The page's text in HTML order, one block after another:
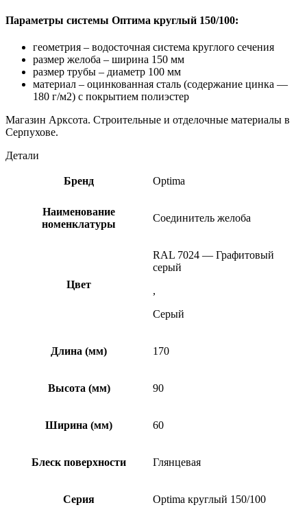
Параметры системы Оптима круглый 150/100:
геометрия – водосточная система круглого сечения
размер желоба – ширина 150 мм
размер трубы – диаметр 100 мм
материал – оцинкованная сталь (содержание цинка —
180 г/м2) с покрытием полиэстер
Магазин Арксота. Строительные и отделочные материалы в
Серпухове.
Детали
Бренд Optima
Наименование
номенклатуры
Соединитель желоба
Цвет
RAL 7024 — Графитовый
серый
,
Серый
Длина (мм) 170
Высота (мм) 90
Ширина (мм) 60
Блеск поверхности Глянцевая
Серия Optima круглый 150/100